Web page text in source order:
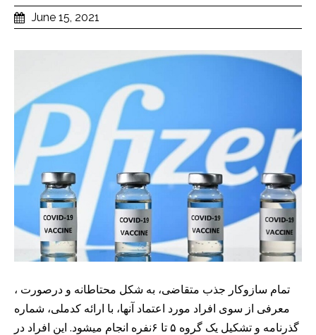
June 15, 2021
، تمام سازوکار جذب متقاضی، به شکل محتاطانه و درصورت
معرفی از سوی افراد مورد اعتماد آنها، با ارائه کدملی، شماره
گذرنامه و تشکیل یک گروه ۵ تا ۶نفره انجام میشود. این افراد در